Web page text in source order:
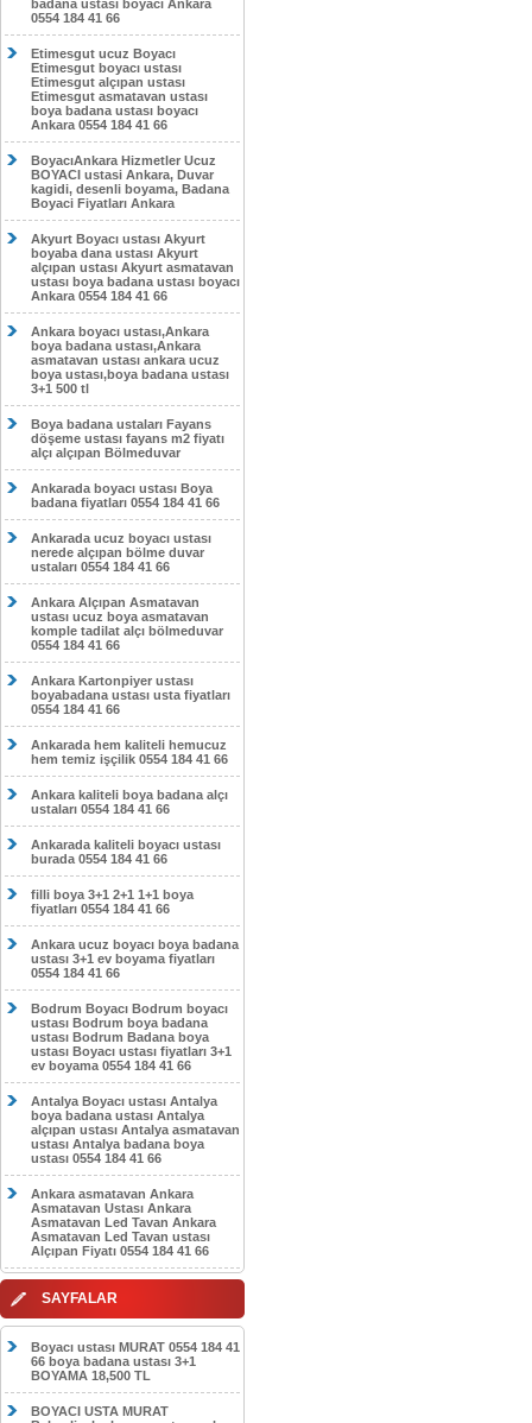
badana ustası boyacı Ankara
0554 184 41 66
Etimesgut ucuz Boyacı
Etimesgut boyacı ustası
Etimesgut alçıpan ustası
Etimesgut asmatavan ustası
boya badana ustası boyacı
Ankara 0554 184 41 66
BoyacıAnkara Hizmetler Ucuz
BOYACI ustasi Ankara, Duvar
kagidi, desenli boyama, Badana
Boyaci Fiyatları Ankara
Akyurt Boyacı ustası Akyurt
boyaba dana ustası Akyurt
alçıpan ustası Akyurt asmatavan
ustası boya badana ustası boyacı
Ankara 0554 184 41 66
Ankara boyacı ustası,Ankara
boya badana ustası,Ankara
asmatavan ustası ankara ucuz
boya ustası,boya badana ustası
3+1 500 tl
Boya badana ustaları Fayans
döşeme ustası fayans m2 fiyatı
alçı alçıpan Bölmeduvar
Ankarada boyacı ustası Boya
badana fiyatları 0554 184 41 66
Ankarada ucuz boyacı ustası
nerede alçıpan bölme duvar
ustaları 0554 184 41 66
Ankara Alçıpan Asmatavan
ustası ucuz boya asmatavan
komple tadilat alçı bölmeduvar
0554 184 41 66
Ankara Kartonpiyer ustası
boyabadana ustası usta fiyatları
0554 184 41 66
Ankarada hem kaliteli hemucuz
hem temiz işçilik 0554 184 41 66
Ankara kaliteli boya badana alçı
ustaları 0554 184 41 66
Ankarada kaliteli boyacı ustası
burada 0554 184 41 66
filli boya 3+1 2+1 1+1 boya
fiyatları 0554 184 41 66
Ankara ucuz boyacı boya badana
ustası 3+1 ev boyama fiyatları
0554 184 41 66
Bodrum Boyacı Bodrum boyacı
ustası Bodrum boya badana
ustası Bodrum Badana boya
ustası Boyacı ustası fiyatları 3+1
ev boyama 0554 184 41 66
Antalya Boyacı ustası Antalya
boya badana ustası Antalya
alçıpan ustası Antalya asmatavan
ustası Antalya badana boya
ustası 0554 184 41 66
Ankara asmatavan Ankara
Asmatavan Ustası Ankara
Asmatavan Led Tavan Ankara
Asmatavan Led Tavan ustası
Alçıpan Fiyatı 0554 184 41 66
SAYFALAR
Boyacı ustası MURAT 0554 184 41
66 boya badana ustası 3+1
BOYAMA 18,500 TL
BOYACI USTA MURAT